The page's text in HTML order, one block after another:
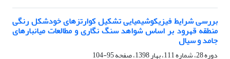
بررسی شرایط فیزیکوشیمیایی تشکیل کوارتزهای خودشکل رنگی
منطقه قهرود بر اساس شواهد سنگ نگاری و مطالعات میانبارهای
جامد و سیال
دوره 28، شماره 111، بهار 1398، صفحه
95-104